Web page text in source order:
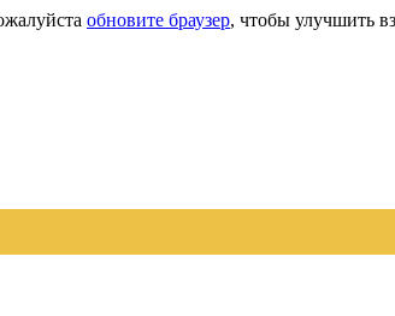
обновите браузер, чтобы улучшить